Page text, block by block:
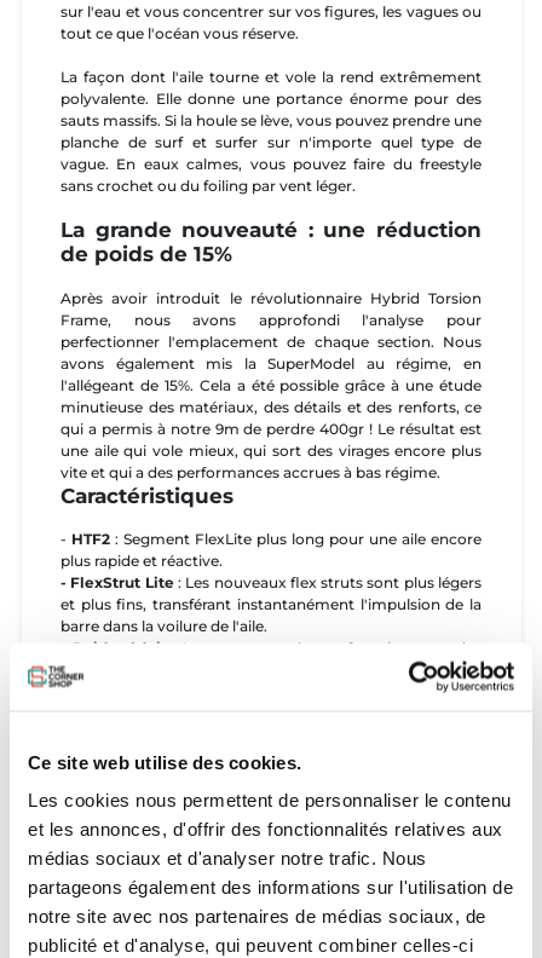
Ce site web utilise des cookies.
Les cookies nous permettent de personnaliser le contenu
et les annonces, d'offrir des fonctionnalités relatives aux
médias sociaux et d'analyser notre trafic. Nous
partageons également des informations sur l'utilisation de
notre site avec nos partenaires de médias sociaux, de
publicité et d'analyse, qui peuvent combiner celles-ci
sur l'eau et vous concentrer sur vos figures, les vagues ou
tout ce que l'océan vous réserve.
La façon dont l'aile tourne et vole la rend extrêmement
polyvalente. Elle donne une portance énorme pour des
sauts massifs. Si la houle se lève, vous pouvez prendre une
planche de surf et surfer sur n'importe quel type de
vague. En eaux calmes, vous pouvez faire du freestyle
sans crochet ou du foiling par vent léger.
La grande nouveauté : une réduction
de poids de 15%
Après avoir introduit le révolutionnaire Hybrid Torsion
Frame, nous avons approfondi l'analyse pour
perfectionner l'emplacement de chaque section. Nous
avons également mis la SuperModel au régime, en
l'allégeant de 15%. Cela a été possible grâce à une étude
minutieuse des matériaux, des détails et des renforts, ce
qui a permis à notre 9m de perdre 400gr ! Le résultat est
une aile qui vole mieux, qui sort des virages encore plus
vite et qui a des performances accrues à bas régime.
Caractéristiques
- HTF2 : Segment FlexLite plus long pour une aile encore
plus rapide et réactive.
- FlexStrut Lite: Les nouveaux flex struts sont plus légers
et plus fins, transférant instantanément l'impulsion de la
barre dans la voilure de l'aile.
- Poids réduit
: Le recentrage des renforts internes, des
techniques de construction, des boudins et des attaches
de brides permet de
solide dans les conditions de puissance.
Sur les 12 m et plus, nous avons augmenté la taille des
extrémités des ailes, ce qui leur permet de tourner et de
réagir beaucoup mieux dans des conditions plus légères..
- HTF LW:Les tailles 14m et 16m ont été spécialement
conçues pour les vents légers, avec des bouts d'ailes plus
larges pour des virages plus rapides et une nouvelle
construction des bords d'attaque qui donne l'impression
que ces tailles plus grandes sont beaucoup plus petites